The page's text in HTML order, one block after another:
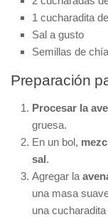
1 cucharadita
Sal a gusto
Semillas de
Preparación
Procesar la
gruesa.
En un bol,
sal.
Agregar la
una masa
una